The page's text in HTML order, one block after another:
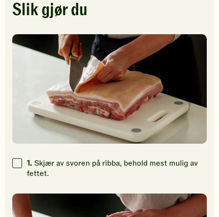
Klikk
for
gi
din
vurdering.
gi
din
vurdering.
gi
Slik gjør du
1. Skjær av svoren på ribba, behold mest mulig av
fettet.